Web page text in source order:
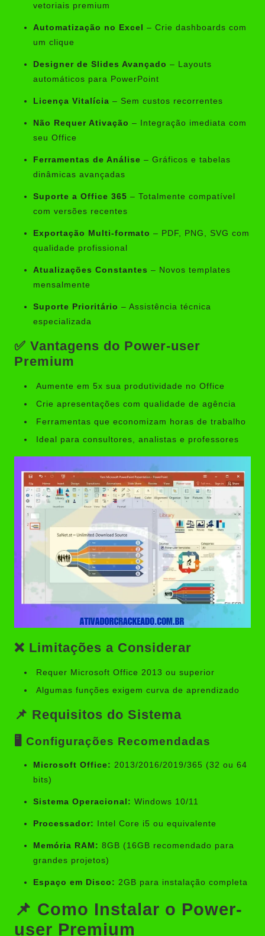
vetoriais premium
Automatização no Excel
– Crie dashboards com
um clique
Designer de Slides Avançado – Layouts
automáticos para PowerPoint
Licença Vitalícia – Sem custos recorrentes
Não Requer Ativação – Integração imediata com
seu Office
Ferramentas de Análise – Gráficos e tabelas
dinâmicas avançadas
Suporte a Office 365 – Totalmente compatível
com versões recentes
Exportação Multi-formato – PDF, PNG, SVG com
qualidade profissional
Atualizações Constantes – Novos templates
mensalmente
Suporte Prioritário – Assistência técnica
especializada
✅ Vantagens do Power-user
Premium
Aumente em 5x sua produtividade no Office
Crie apresentações com qualidade de agência
Ferramentas que economizam horas de trabalho
Ideal para consultores, analistas e professores
❌ Limitações a Considerar
Requer Microsoft Office 2013 ou superior
Algumas funções exigem curva de aprendizado
📌 Requisitos do Sistema
🖥️ Configurações Recomendadas
Microsoft Office: 2013/2016/2019/365 (32 ou 64
bits)
Sistema Operacional: Windows 10/11
Processador: Intel Core i5 ou equivalente
Memória RAM: 8GB (16GB recomendado para
grandes projetos)
Espaço em Disco: 2GB para instalação completa
📌 Como Instalar o Power-
user Premium